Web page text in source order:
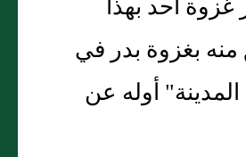
منه بغزوة بدر في
أوله عن